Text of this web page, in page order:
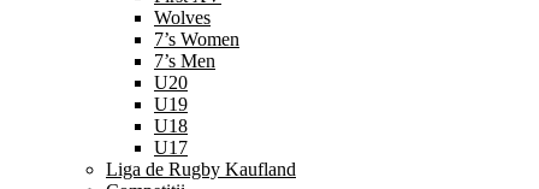
Wolves
7’s Women
7’s Men
U20
U19
U18
U17
Liga de Rugby Kaufland